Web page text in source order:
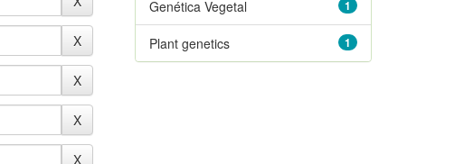
1
Genética Vegetal
1
Plant genetics